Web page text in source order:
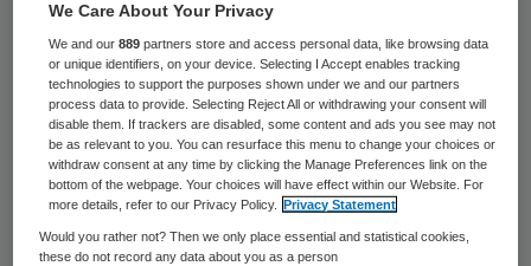
met ruim 17 duizend toegenomen. Het
aantal mannen dat langdurig in een
verpleeg- of verzorgingstehuis of een
instelling voor langdurige gehandicapten of
psychische zorg verblijft, is toegenomen.
Het aantal vrouwen nam in dezelfde
periode af.
We Care About Your Privacy
We and our889 partners store and access personal data, like browsing data
or unique identifiers, on your device. Selecting I Accept enables tracking
technologies to support the purposes shown under we and our partners
process data to provide. Selecting Reject All or withdrawing your consent will
disable them. If trackers are disabled, some content and ads you see may not
be as relevant to you. You can resurface this menu to change your choices or
withdraw consent at any time by clicking the Manage Preferences link on the
bottom of the webpage. Your choices will have effect within our Website. For
more details, refer to our Privacy Policy.
Privacy Statement
Would you rather not? Then we only place essential and statistical cookies,
these do not record any data about you as a person